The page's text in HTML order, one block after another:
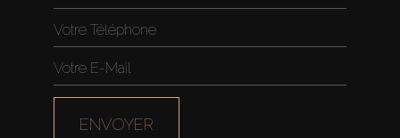
ENVOYER